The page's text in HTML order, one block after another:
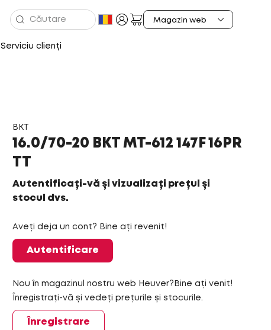
Serviciu clienți
BKT
16.0/70-20 BKT MT-612 147F 16PR
TT
Autentificați-vă și vizualizați prețul și
stocul dvs.
Aveți deja un cont? Bine ați revenit!
Autentificare
Nou în magazinul nostru web Heuver?Bine ați venit!
Înregistrați-vă și vedeți prețurile și stocurile.
Înregistrare